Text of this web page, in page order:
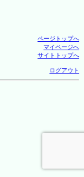
ページトップへ
マイページへ
サイトトップへ
ログアウト